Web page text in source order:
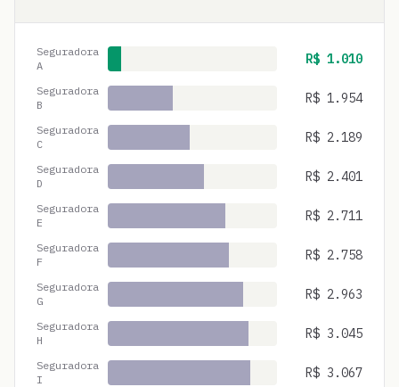
Seguradora
A
R$ 1.010
Seguradora
B
R$ 1.954
Seguradora
C
R$ 2.189
Seguradora
D
R$ 2.401
Seguradora
E
R$ 2.711
Seguradora
F
R$ 2.758
Seguradora
G
R$ 2.963
Seguradora
H
R$ 3.045
Seguradora
I
R$ 3.067